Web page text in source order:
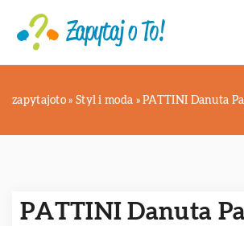
zapytajoto » Styl i moda »PATTINI Danuta
PATTINI Danuta